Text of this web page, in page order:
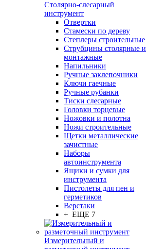
Столярно-слесарный
инструмент
Отвертки
Стамески по дереву
Степлеры строительные
Струбцины столярные и
монтажные
Напильники
Ручные заклепочники
Ключи гаечные
Ручные рубанки
Тиски слесарные
Головки торцевые
Ножовки и полотна
Ножи строительные
Щетки металлические
зачистные
Наборы
автоинструмента
Ящики и сумки для
инструмента
Пистолеты для пен и
герметиков
Верстаки
+ ЕЩЕ 7
Измерительный и